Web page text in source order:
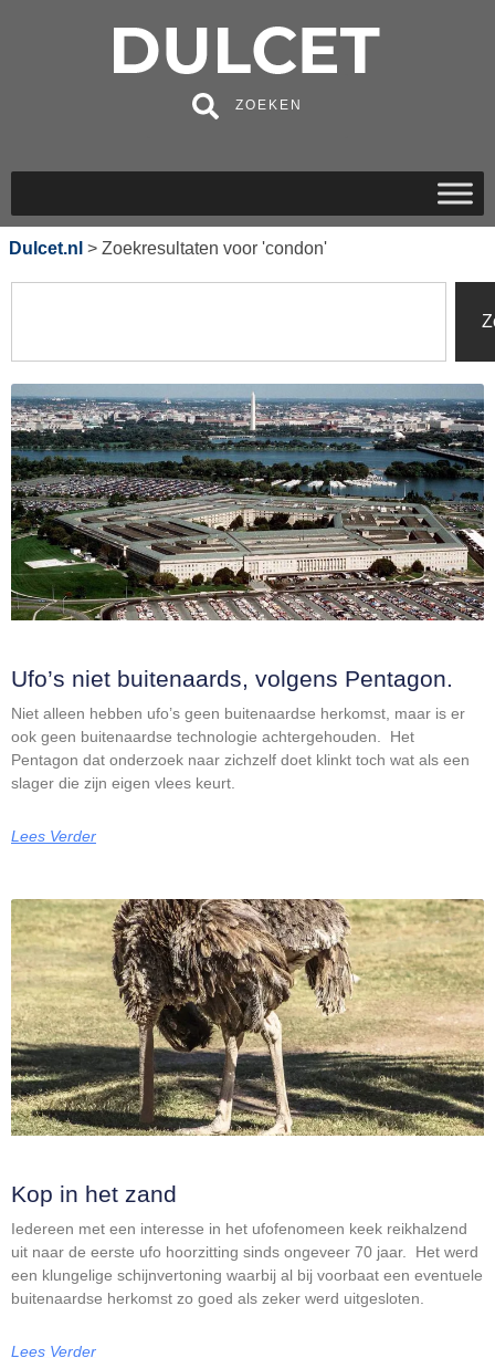
ZOEKEN
Dulcet.nl > Zoekresultaten voor 'condon'
Ufo’s niet buitenaards, volgens Pentagon.
Niet alleen hebben ufo’s geen buitenaardse herkomst, maar is er
ook geen buitenaardse technologie achtergehouden. Het
Pentagon dat onderzoek naar zichzelf doet klinkt toch wat als een
slager die zijn eigen vlees keurt.
Lees Verder
Kop in het zand
Iedereen met een interesse in het ufofenomeen keek reikhalzend
uit naar de eerste ufo hoorzitting sinds ongeveer 70 jaar. Het werd
een klungelige schijnvertoning waarbij al bij voorbaat een eventuele
buitenaardse herkomst zo goed als zeker werd uitgesloten.
Lees Verder